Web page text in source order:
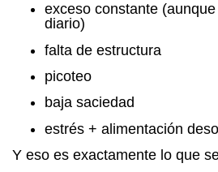
exceso constante
diario)
falta de estructura
picoteo
baja saciedad
estrés + alimentación
Y eso es exactamente lo que